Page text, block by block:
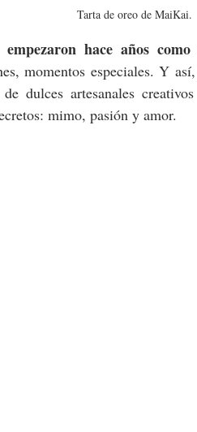
Tarta de oreo de MaiKai.
empezaron hace años
momentos especiales. Y
dulces artesanales
mimo, pasión y amor.